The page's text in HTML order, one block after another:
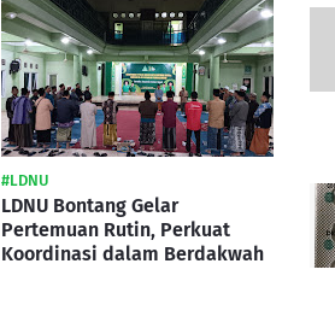
#LDNU
LDNU Bontang Gelar
Pertemuan Rutin, Perkuat
Koordinasi dalam Berdakwah